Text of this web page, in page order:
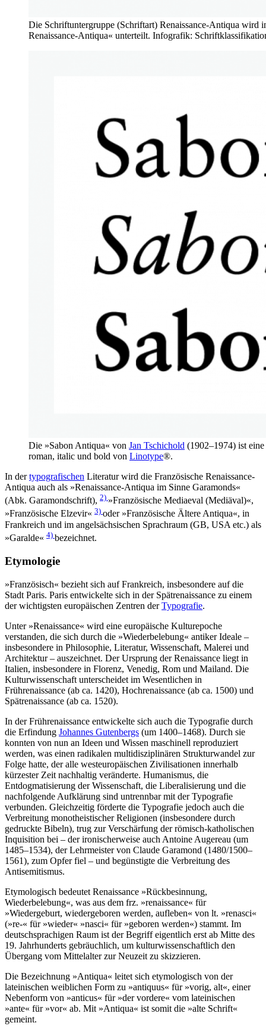
Die Schriftuntergruppe (Schriftart) Renaissance-Antiqua wird
Renaissance-Antiqua« unterteilt. Infografik:
Die »Sabon Antiqua« von Jan Tschichold (1902–1974) ist
roman, italic und bold von Linotype®.
In dertypografischen Literatur wird die Französische Renaissance-
Antiqua auch als »Renaissance-Antiqua im Sinne Garamonds«
(Abk. Garamondschrift), 2) »Französische Mediaeval (Mediäval)«,
»Französische Elzevir« 3) oder »Französische Ältere Antiqua«, in
Frankreich und im angelsächsischen Sprachraum (GB, USA etc.) als
»Garalde« 4) bezeichnet.
Etymologie
»Französisch« bezieht sich auf Frankreich, insbesondere auf die
Stadt Paris. Paris entwickelte sich in der Spätrenaissance zu einem
der wichtigsten europäischen Zentren derTypografie.
Unter »Renaissance« wird eine europäische Kulturepoche
verstanden, die sich durch die »Wiederbelebung« antiker Ideale –
insbesondere in Philosophie, Literatur, Wissenschaft, Malerei und
Architektur – auszeichnet. Der Ursprung der Renaissance liegt in
Italien, insbesondere in Florenz, Venedig, Rom und Mailand. Die
Kulturwissenschaft unterscheidet im Wesentlichen in
Frührenaissance (ab ca. 1420), Hochrenaissance (ab ca. 1500) und
Spätrenaissance (ab ca. 1520).
In der Frührenaissance entwickelte sich auch die Typografie durch
die Erfindung Johannes Gutenbergs (um 1400–1468). Durch sie
konnten von nun an Ideen und Wissen maschinell reproduziert
werden, was einen radikalen multidisziplinären Strukturwandel zur
Folge hatte, der alle westeuropäischen Zivilisationen innerhalb
kürzester Zeit nachhaltig veränderte. Humanismus, die
Entdogmatisierung der Wissenschaft, die Liberalisierung und die
nachfolgende Aufklärung sind untrennbar mit der Typografie
verbunden. Gleichzeitig förderte die Typografie jedoch auch die
Verbreitung monotheistischer Religionen (insbesondere durch
gedruckte Bibeln), trug zur Verschärfung der römisch-katholischen
Inquisition bei – der ironischerweise auch Antoine Augereau (um
1485–1534), der Lehrmeister von Claude Garamond (1480/1500–
1561), zum Opfer fiel – und begünstigte die Verbreitung des
Antisemitismus.
Etymologisch bedeutet Renaissance »Rückbesinnung,
Wiederbelebung«, was aus dem frz. »renaissance« für
»Wiedergeburt, wiedergeboren werden, aufleben« von lt. »renasci«
(»re-« für »wieder« »nasci« für »geboren werden«) stammt. Im
deutschsprachigen Raum ist der Begriff eigentlich erst ab Mitte des
19. Jahrhunderts gebräuchlich, um kulturwissenschaftlich den
Übergang vom Mittelalter zur Neuzeit zu skizzieren.
Die Bezeichnung »Antiqua« leitet sich etymologisch von der
lateinischen weiblichen Form zu »antiquus« für »vorig, alt«, einer
Nebenform von »anticus« für »der vordere« vom lateinischen
»ante« für »vor« ab. Mit »Antiqua« ist somit die »alte Schrift«
gemeint.